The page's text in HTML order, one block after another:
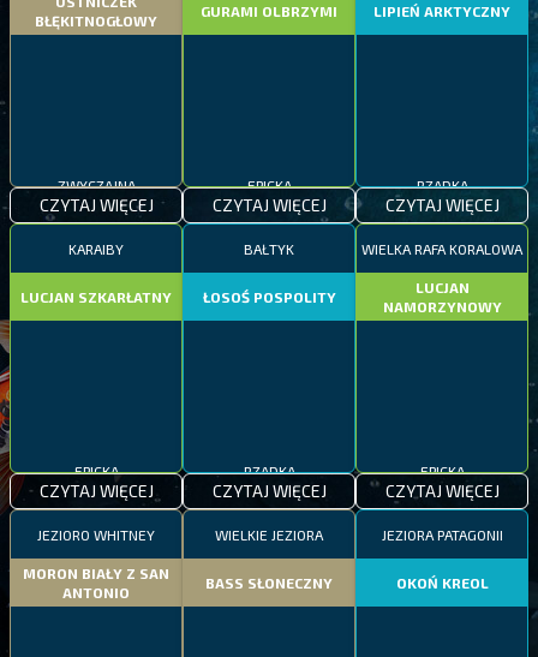
BŁĘKITNOGŁOWY
ZWYCZAJNA
CZYTAJ WIĘCEJ
GURAMI OLBRZYMI
EPICKA
CZYTAJ WIĘCEJ
LIPIEŃ ARKTYCZNY
RZADKA
CZYTAJ WIĘCEJ
KARAIBY
LUCJAN SZKARŁATNY
EPICKA
CZYTAJ WIĘCEJ
BAŁTYK
ŁOSOŚ POSPOLITY
RZADKA
CZYTAJ WIĘCEJ
WIELKA RAFA KORALOWA
LUCJAN
NAMORZYNOWY
EPICKA
CZYTAJ WIĘCEJ
JEZIORO WHITNEY
MORON BIAŁY Z SAN
ANTONIO
WIELKIE JEZIORA
BASS SŁONECZNY
JEZIORA PATAGONII
OKOŃ KREOL